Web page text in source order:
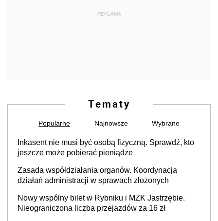
REKLAMA
Tematy
Popularne Najnowsze Wybrane
Inkasent nie musi być osobą fizyczną. Sprawdź, kto
jeszcze może pobierać pieniądze
Zasada współdziałania organów. Koordynacja
działań administracji w sprawach złożonych
Nowy wspólny bilet w Rybniku i MZK Jastrzębie.
Nieograniczona liczba przejazdów za 16 zł